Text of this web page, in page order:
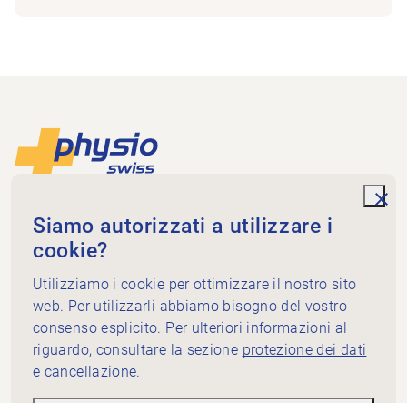
Piè di pagina
Physioswiss
Dammweg 3
3013 Bern
+41 58 255 36 00
info@physioswiss.ch
Media sociali
Informazioni importanti
Conoscenze
Servizi
Siamo autorizzati a utilizzare i
cookie?
Utilizziamo i cookie per ottimizzare il nostro sito
web. Per utilizzarli abbiamo bisogno del vostro
consenso esplicito. Per ulteriori informazioni al
riguardo, consultare la sezione protezione dei dati
e cancellazione.